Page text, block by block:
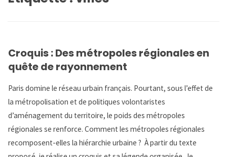
Croquis : Des métropoles régionales en
quête de rayonnement
Paris domine le réseau urbain français. Pourtant, sous l’effet de
la métropolisation et de politiques volontaristes
d’aménagement du territoire, le poids des métropoles
régionales se renforce. Comment les métropoles régionales
recomposent-elles la hiérarchie urbaine ? À partir du texte